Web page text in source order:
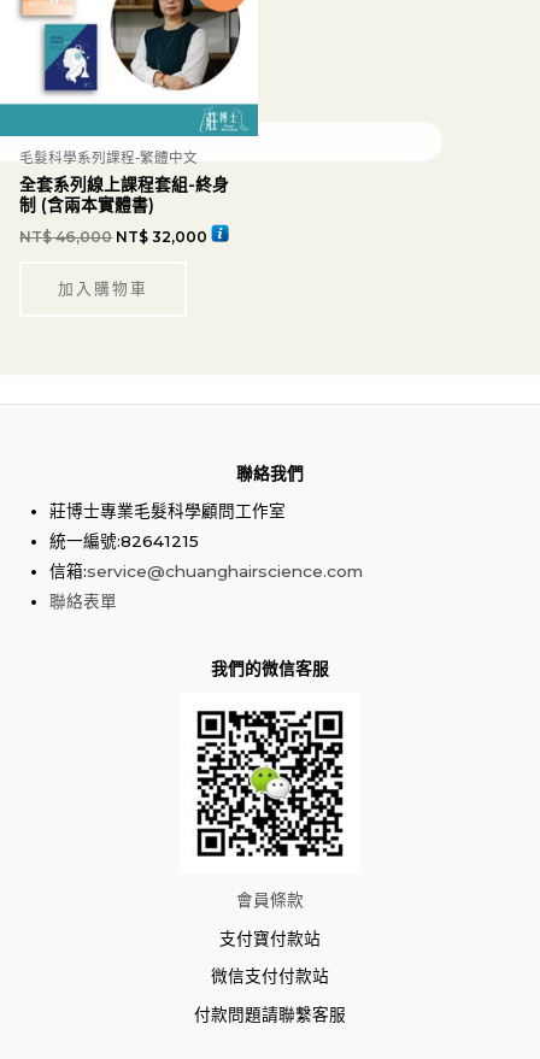
毛髮科學系列課程-繁體中文
全套系列線上課程套組-終身
制 (含兩本實體書)
NT$46,000 NT$ 32,000
加入購物車
聯絡我們
莊博士專業毛髮科學顧問工作室
統一編號:82641215
信箱:service@chuanghairscience.com
聯絡表單
我們的微信客服
會員條款
支付寶付款站
微信支付付款站
付款問題請聯繫客服